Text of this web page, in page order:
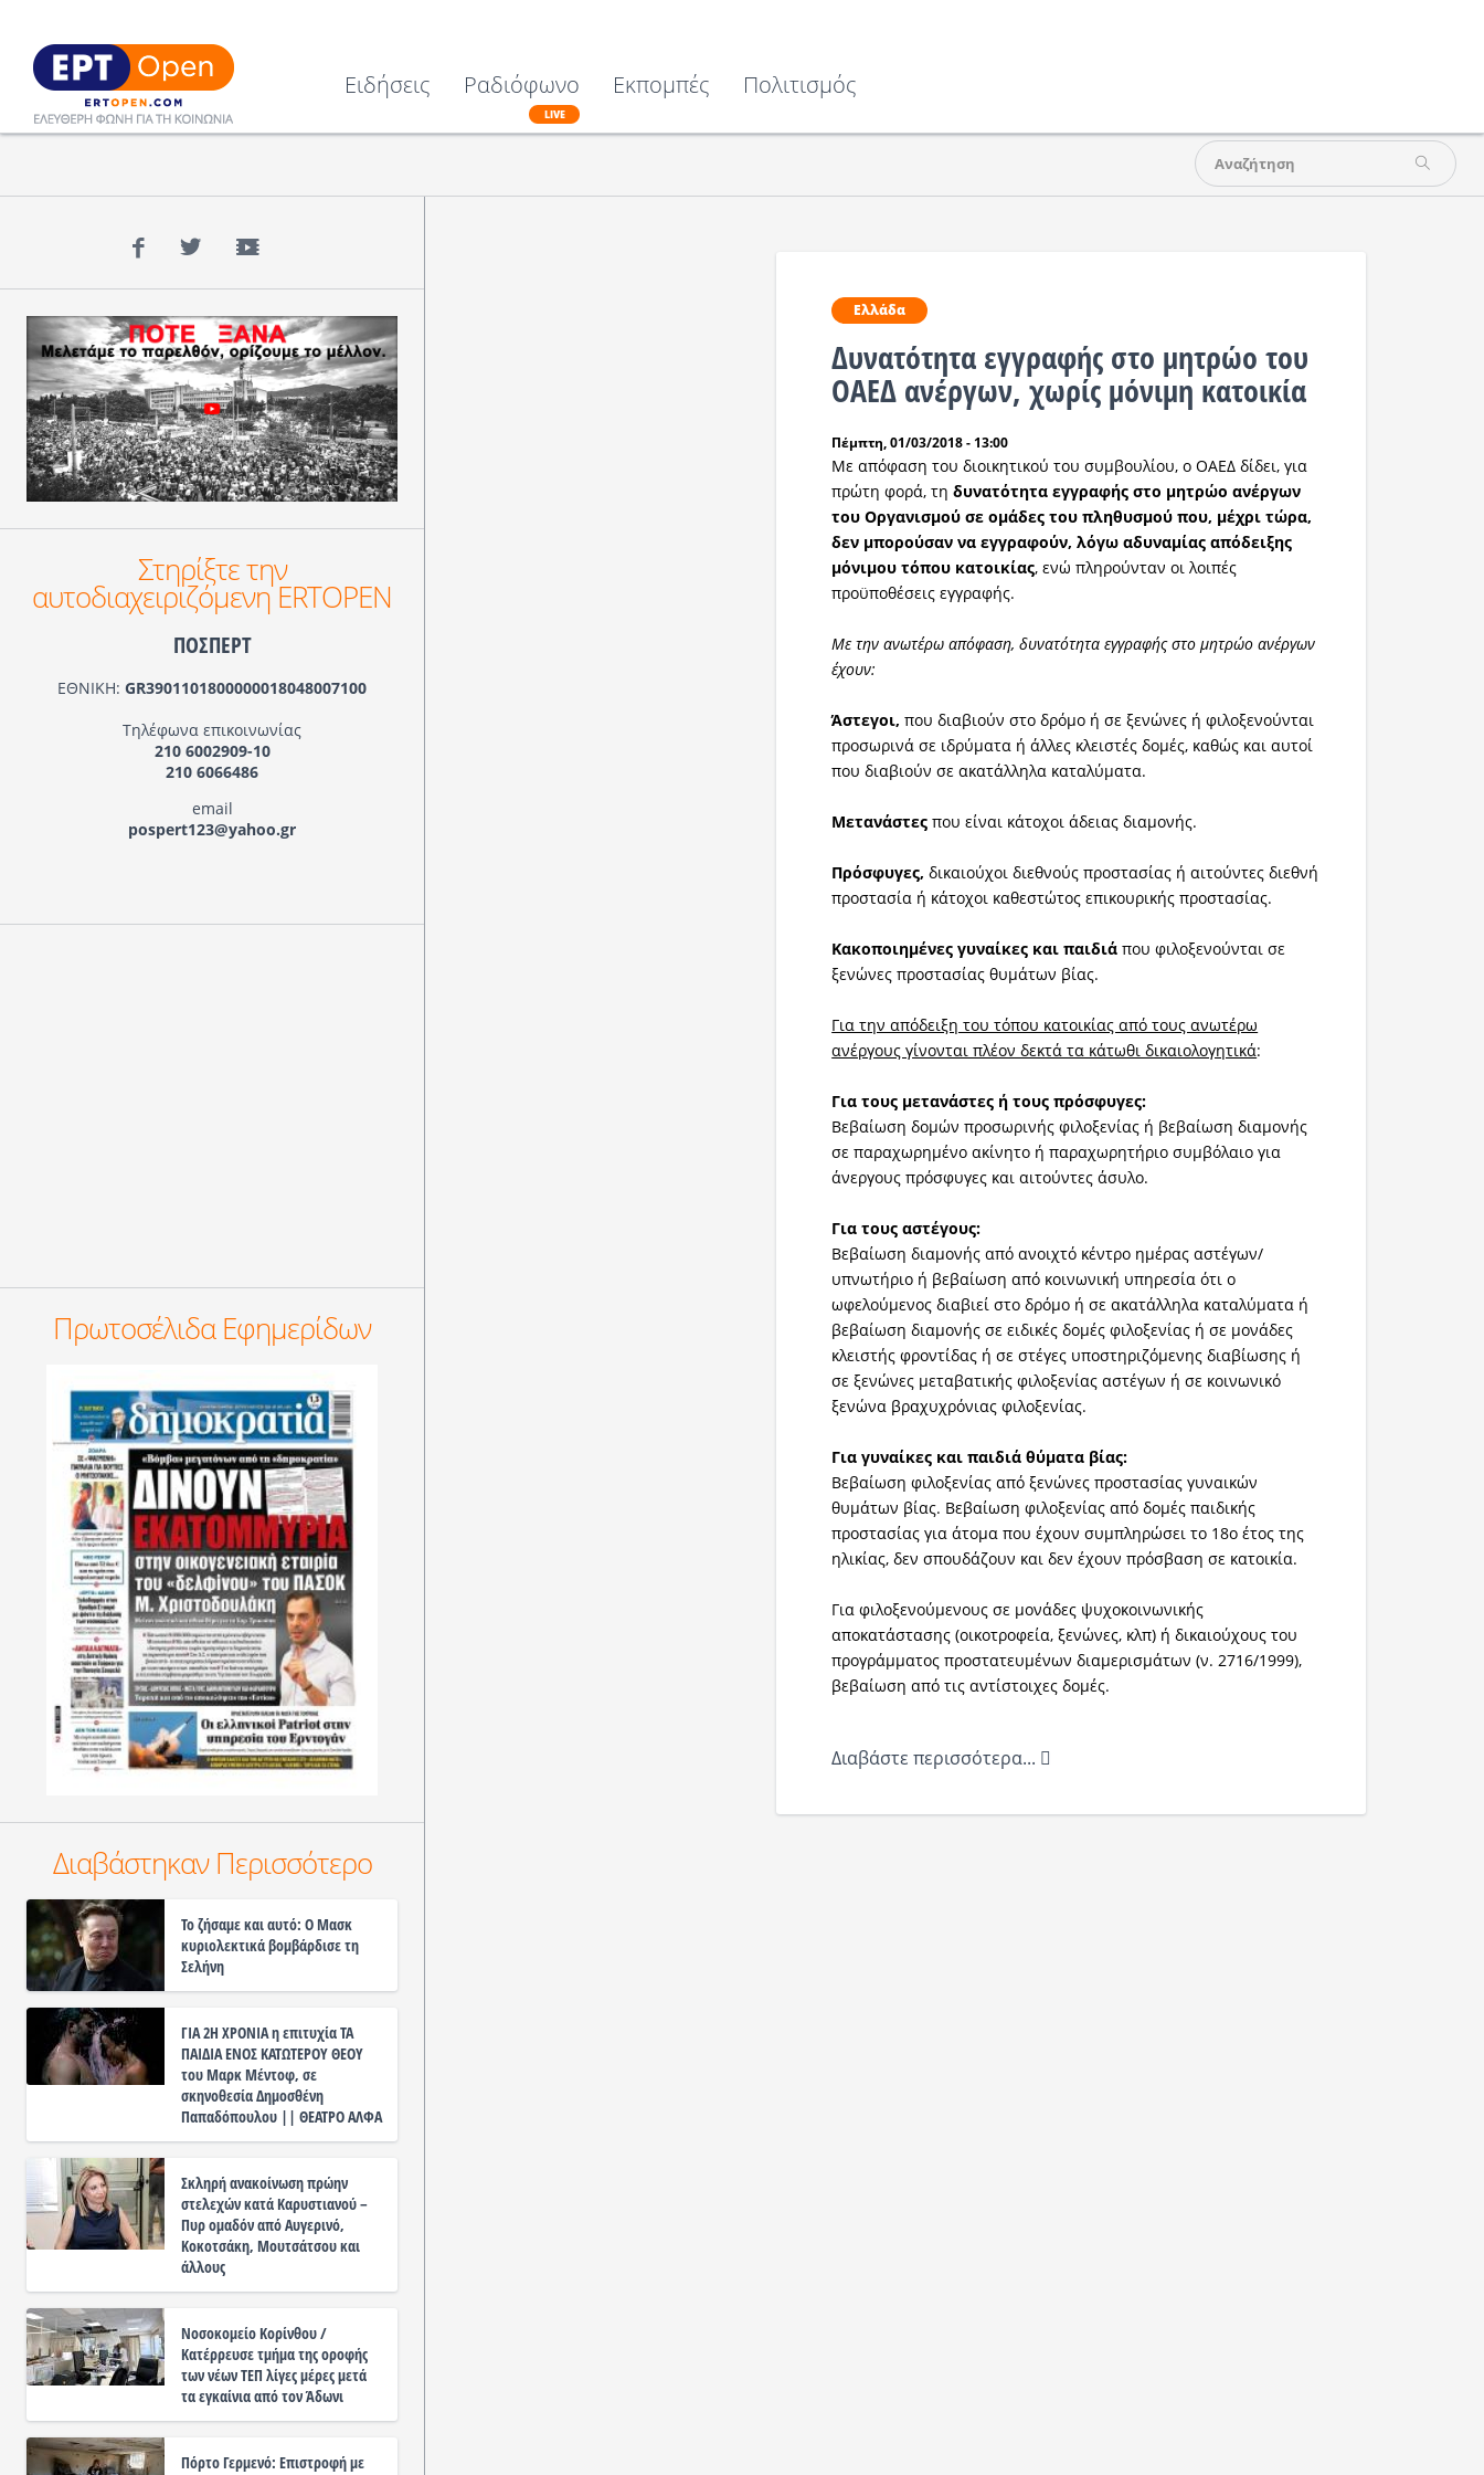
Ειδήσεις Ραδιόφωνο
LIVE
Εκπομπές Πολιτισμός
Ελλάδα
Δυνατότητα εγγραφής στο μητρώο του
ΟΑΕΔ ανέργων, χωρίς μόνιμη κατοικία
Πέμπτη, 01/03/2018 - 13:00
Με απόφαση του διοικητικού του συμβουλίου, ο ΟΑΕΔ δίδει, για
πρώτη φορά, τηδυνατότητα εγγραφής στο μητρώο ανέργων
του Οργανισμού σε ομάδες του πληθυσμού που, μέχρι τώρα,
δεν μπορούσαν να εγγραφούν, λόγω αδυναμίας απόδειξης
μόνιμου τόπου κατοικίας, ενώ πληρούνταν οι λοιπές
προϋποθέσεις εγγραφής.
Με την ανωτέρω απόφαση, δυνατότητα εγγραφής στο μητρώο ανέργων
έχουν:
Άστεγοι, που διαβιούν στο δρόμο ή σε ξενώνες ή φιλοξενούνται
προσωρινά σε ιδρύματα ή άλλες κλειστές δομές, καθώς και αυτοί
που διαβιούν σε ακατάλληλα καταλύματα.
Μετανάστες που είναι κάτοχοι άδειας διαμονής.
Πρόσφυγες, δικαιούχοι διεθνούς προστασίας ή αιτούντες διεθνή
προστασία ή κάτοχοι καθεστώτος επικουρικής προστασίας.
Κακοποιημένες γυναίκες και παιδιά που φιλοξενούνται σε
ξενώνες προστασίας θυμάτων βίας.
Για την απόδειξη του τόπου κατοικίας από τους ανωτέρω
ανέργους γίνονται πλέον δεκτά τα κάτωθι δικαιολογητικά:
Για τους μετανάστες ή τους πρόσφυγες:
Βεβαίωση δομών προσωρινής φιλοξενίας ή βεβαίωση διαμονής
σε παραχωρημένο ακίνητο ή παραχωρητήριο συμβόλαιο για
άνεργους πρόσφυγες και αιτούντες άσυλο.
Για τους αστέγους:
Βεβαίωση διαμονής από ανοιχτό κέντρο ημέρας αστέγων/
υπνωτήριο ή βεβαίωση από κοινωνική υπηρεσία ότι ο
ωφελούμενος διαβιεί στο δρόμο ή σε ακατάλληλα καταλύματα ή
βεβαίωση διαμονής σε ειδικές δομές φιλοξενίας ή σε μονάδες
κλειστής φροντίδας ή σε στέγες υποστηριζόμενης διαβίωσης ή
σε ξενώνες μεταβατικής φιλοξενίας αστέγων ή σε κοινωνικό
ξενώνα βραχυχρόνιας φιλοξενίας.
Για γυναίκες και παιδιά θύματα βίας:
Βεβαίωση φιλοξενίας από ξενώνες προστασίας γυναικών
θυμάτων βίας. Βεβαίωση φιλοξενίας από δομές παιδικής
προστασίας για άτομα που έχουν συμπληρώσει το 18ο έτος της
ηλικίας, δεν σπουδάζουν και δεν έχουν πρόσβαση σε κατοικία.
Για φιλοξενούμενους σε μονάδες ψυχοκοινωνικής
αποκατάστασης (οικοτροφεία, ξενώνες, κλπ) ή δικαιούχους του
προγράμματος προστατευμένων διαμερισμάτων (ν. 2716/1999),
βεβαίωση από τις αντίστοιχες δομές.
Διαβάστε περισσότερα...
Facebook
TwitterYouTube
Στηρίξτε την
αυτοδιαχειριζόμενη ERTOPEN
ΠΟΣΠΕΡΤ
ΕΘΝΙΚΗ: GR3901101800000018048007100
Τηλέφωνα επικοινωνίας
210 6002909-10
210 6066486
email
pospert123@yahoo.gr
Πρωτοσέλιδα Εφημερίδων
Διαβάστηκαν Περισσότερο
Το ζήσαμε και αυτό: Ο Μασκ
κυριολεκτικά βομβάρδισε τη
Σελήνη
ΓΙΑ 2Η ΧΡΟΝΙΑ η επιτυχία ΤΑ
ΠΑΙΔΙΑ ΕΝΟΣ ΚΑΤΩΤΕΡΟΥ ΘΕΟΥ
του Μαρκ Μέντοφ, σε
σκηνοθεσία Δημοσθένη
Παπαδόπουλου || ΘΕΑΤΡΟ ΑΛΦΑ
Σκληρή ανακοίνωση πρώην
στελεχών κατά Καρυστιανού –
Πυρ ομαδόν από Αυγερινό,
Κοκοτσάκη, Μουτσάτσου και
άλλους
Νοσοκομείο Κορίνθου /
Κατέρρευσε τμήμα της οροφής
των νέων ΤΕΠ λίγες μέρες μετά
τα εγκαίνια από τον Άδωνι
Πόρτο Γερμενό: Επιστροφή με